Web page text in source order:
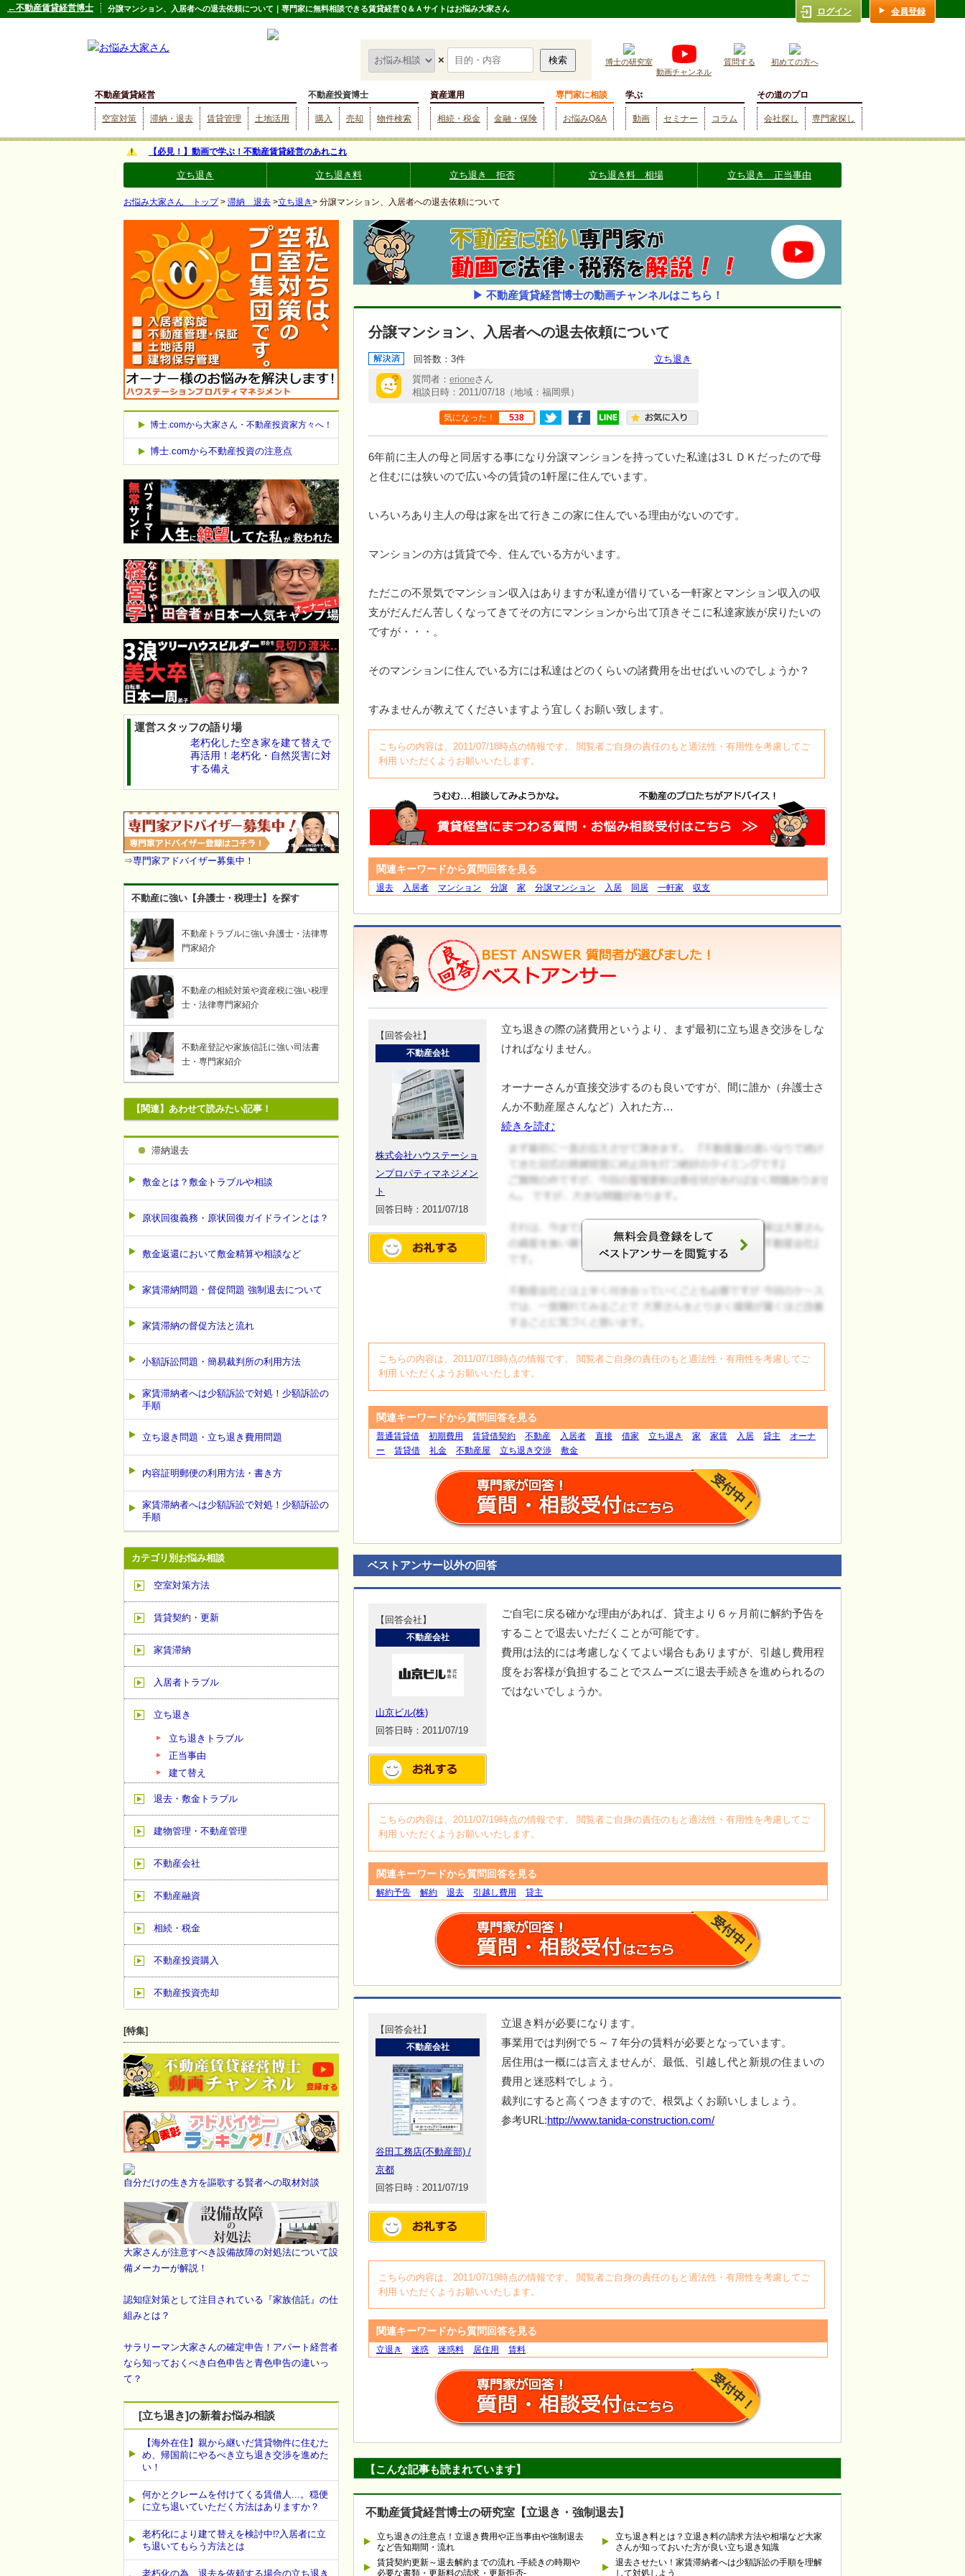
分譲マンション、入居者への退去依頼について｜専門家に無料相談できる賃貸経営Ｑ＆Ａサイトはお悩み大家さん
×
博士の研究室
動画チャンネル
質問する 初めての方へ
不動産賃貸経営
空室対策 滞納・退去 賃貸管理 土地活用
不動産投資博士
購入 売却 物件検索
資産運用
相続・税金 金融・保険
専門家に相談
お悩みQ&A
学ぶ
動画 セミナー コラム
その道のプロ
会社探し 専門家探し
←不動産賃貸経営博士 ログイン 会員登録
【必見！】動画で学ぶ！不動産賃貸経営のあれこれ
立ち退き 立ち退き料 立ち退き 拒否 立ち退き料 相場 立ち退き 正当事由
お悩み大家さん トップ> 滞納 退去 >立ち退き> 分譲マンション、入居者への退去依頼について
▶ 不動産賃貸経営博士の動画チャンネルはこちら！
分譲マンション、入居者への退去依頼について
回答数：3件
立ち退き
質問者： erioneさん
相談日時：2011/07/18（地域：福岡県）
気になった！ 538
6年前に主人の母と同居する事になり分譲マンションを持っていた私達は3ＬＤＫだったので母
と住むには狭いので広い今の賃貸の1軒屋に住んでいます。
いろいろあり主人の母は家を出て行きこの家に住んでいる理由がないのです。
マンションの方は賃貸で今、住んでいる方がいます。
ただこの不景気でマンション収入はありますが私達が借りている一軒家とマンション収入の収
支がだんだん苦しくなってきてその方にマンションから出て頂きそこに私達家族が戻りたいの
ですが・・・。
そのマンションに住んでいる方には私達はどのくらいの諸費用を出せばいいのでしょうか？
すみませんが教えてくださいますよう宜しくお願い致します。
こちらの内容は、2011/07/18時点の情報です。 閲覧者ご自身の責任のもと適法性・有用性を考慮してご
利用 いただくようお願いいたします。
関連キーワードから質問回答を見る
退去 入居者 マンション 分譲 家 分譲マンション 入居 同居 一軒家 収支
【回答会社】
不動産会社
株式会社ハウステーショ
ンプロパティマネジメン
ト
回答日時：2011/07/18
立ち退きの際の諸費用というより、まず最初に立ち退き交渉をしな
ければなりません。
オーナーさんが直接交渉するのも良いですが、間に誰か（弁護士さ
んか不動産屋さんなど）入れた方…
続きを読む
ログイン
こちらの内容は、2011/07/18時点の情報です。 閲覧者ご自身の責任のもと適法性・有用性を考慮してご
利用 いただくようお願いいたします。
関連キーワードから質問回答を見る
普通賃貸借 初期費用 賃貸借契約 不動産 入居者 直接 借家 立ち退き 家 家賃 入居 貸主
オーナ
ー
賃貸借 礼金 不動産屋 立ち退き交渉 敷金
ベストアンサー以外の回答
【回答会社】
不動産会社
山京ビル(株)
回答日時：2011/07/19
ご自宅に戻る確かな理由があれば、貸主より６ヶ月前に解約予告を
することで退去いただくことが可能です。
費用は法的には考慮しなくてよい場合もありますが、引越し費用程
度をお客様が負担することでスムーズに退去手続きを進められるの
ではないでしょうか。
こちらの内容は、2011/07/19時点の情報です。 閲覧者ご自身の責任のもと適法性・有用性を考慮してご
利用 いただくようお願いいたします。
関連キーワードから質問回答を見る
解約予告 解約 退去 引越し費用 貸主
【回答会社】
不動産会社
谷田工務店(不動産部) /
京都
回答日時：2011/07/19
立退き料が必要になります。
事業用では判例で５～７年分の賃料が必要となっています。
居住用は一概には言えませんが、最低、引越し代と新規の住まいの
費用と迷惑料でしょう。
裁判にすると高くつきますので、根気よくお願いしましょう。
参考URL:http://www.tanida-construction.com/
こちらの内容は、2011/07/19時点の情報です。 閲覧者ご自身の責任のもと適法性・有用性を考慮してご
利用 いただくようお願いいたします。
関連キーワードから質問回答を見る
立退き 迷惑 迷惑料 居住用 賃料
【こんな記事も読まれています】
不動産賃貸経営博士の研究室【立退き・強制退去】
立ち退きの注意点！立退き費用や正当事由や強制退去
など告知期間・流れ
立ち退き料とは？立退き料の請求方法や相場など大家
さんが知っておいた方が良い立ち退き知識
賃貸契約更新～退去解約までの流れ -手続きの時期や
必要な書類・更新料の請求・更新拒否-
退去させたい！家賃滞納者へは少額訴訟の手順を理解
して対処しよう
博士.comから大家さん・不動産投資家方々へ！
博士.comから不動産投資の注意点
運営スタッフの語り場
老朽化した空き家を建て替えで
再活用！老朽化・自然災害に対
する備え
⇒専門家アドバイザー募集中！
不動産に強い【弁護士・税理士】を探す
不動産トラブルに強い弁護士・法律専
門家紹介
不動産の相続対策や資産税に強い税理
士・法律専門家紹介
不動産登記や家族信託に強い司法書
士・専門家紹介
【関連】あわせて読みたい記事！
滞納退去
敷金とは？敷金トラブルや相談
原状回復義務・原状回復ガイドラインとは？
敷金返還において敷金精算や相談など
家賃滞納問題・督促問題 強制退去について
家賃滞納の督促方法と流れ
小額訴訟問題・簡易裁判所の利用方法
家賃滞納者へは少額訴訟で対処！少額訴訟の
手順
立ち退き問題・立ち退き費用問題
内容証明郵便の利用方法・書き方
家賃滞納者へは少額訴訟で対処！少額訴訟の
手順
カテゴリ別お悩み相談
空室対策方法
賃貸契約・更新
家賃滞納
入居者トラブル
立ち退き
立ち退きトラブル
正当事由
建て替え
退去・敷金トラブル
建物管理・不動産管理
不動産会社
不動産融資
相続・税金
不動産投資購入
不動産投資売却
[特集]
自分だけの生き方を謳歌する賢者への取材対談
大家さんが注意すべき設備故障の対処法について設
備メーカーが解説！
認知症対策として注目されている『家族信託』の仕
組みとは？
サラリーマン大家さんの確定申告！アパート経営者
なら知っておくべき白色申告と青色申告の違いっ
て？
[立ち退き]の新着お悩み相談
【海外在住】親から継いだ賃貸物件に住むた
め、帰国前にやるべき立ち退き交渉を進めた
い！
何かとクレームを付けてくる賃借人...。穏便
に立ち退いていただく方法はありますか？
老朽化により建て替えを検討中⁉入居者に立
ち退いてもらう方法とは
老朽化の為、退去を依頼する場合の立ち退き